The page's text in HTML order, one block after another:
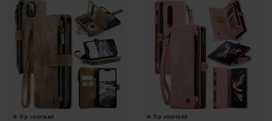
Op voorraad Op voorraad